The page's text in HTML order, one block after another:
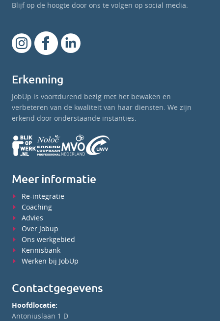
Blijf op de hoogte door ons te volgen op social media.
Erkenning
JobUp is voortdurend bezig met het bewaken en
verbeteren van de kwaliteit van haar diensten. We zijn
erkend door onderstaande instanties.
Meer informatie
Re-integratie
Coaching
Advies
Over Jobup
Ons werkgebied
Kennisbank
Werken bij JobUp
Contactgegevens
Hoofdlocatie:
Antoniuslaan 1 D